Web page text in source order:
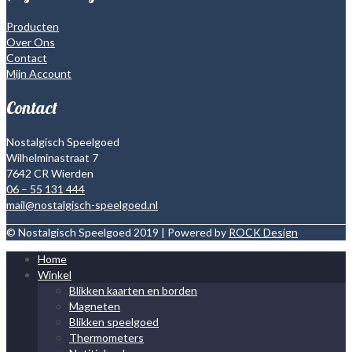
Producten
Over Ons
Contact
Mijn Account
Contact
Nostalgisch Speelgoed
Wilhelminastraat 7
7642 CR Wierden
06 – 55 131 444
mail@nostalgisch-speelgoed.nl
© Nostalgisch Speelgoed 2019 | Powered by ROCK Design
Home
Winkel
Blikken kaarten en borden
Magneten
Blikken speelgoed
Thermometers